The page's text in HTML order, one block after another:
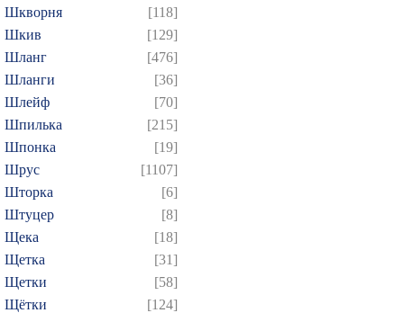
Шкворня
[118]
Шкив
[129]
Шланг
[476]
Шланги
[36]
Шлейф
[70]
Шпилька
[215]
Шпонка
[19]
Шрус
[1107]
Шторка
[6]
Штуцер
[8]
Щека
[18]
Щетка
[31]
Щетки
[58]
Щётки
[124]